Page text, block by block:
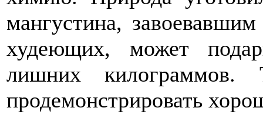
мангустина,
худеющих, может
лишних килограммов.
продемонстрировать